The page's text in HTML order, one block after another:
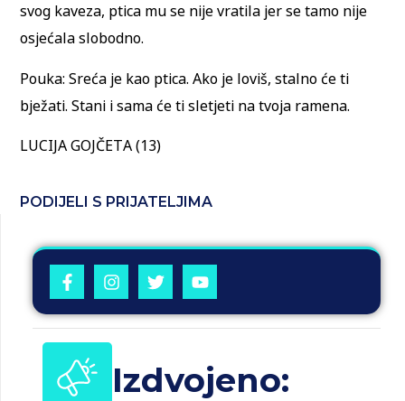
svog kaveza, ptica mu se nije vratila jer se tamo nije
osjećala slobodno.
Pouka: Sreća je kao ptica. Ako je loviš, stalno će ti
bježati. Stani i sama će ti sletjeti na tvoja ramena.
LUCIJA GOJČETA (13)
PODIJELI S PRIJATELJIMA
Izdvojeno: